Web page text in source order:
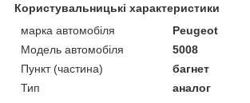
Користувальницькі характеристики
марка автомобіля
Peugeot
Модель автомобіля
5008
Пункт (частина)
багнет
Тип
аналог